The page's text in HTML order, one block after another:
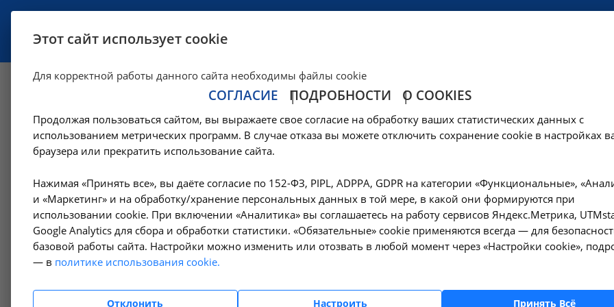
Компьютерная томография верхних
путей и шеи - А06.08.009 в Ангарске
Цены в Ангарске — Компьютерная томография в Ангарске — Компьютерная томография верхних дыхательных путей и шеи -
Оформите заявку на сайте, мы свяжемся с
вопросы.
Амбулаторно-
поликлинические услуги
Гемодиализ
Этот сайт использует cookie
Для корректной работы данного сайта необходимы файлы cookie
СОГЛАСИЕ ПОДРОБНОСТИ О COOKIES
Продолжая пользоваться сайтом, вы выражаете свое согласие на обработку ваших статистических данных с
использованием метрических программ. В случае отказа вы можете отключить сохранение cookie в настройках
браузера или прекратить использование сайта.
Нажимая «Принять все», вы даёте согласие по 152-ФЗ, PIPL, ADPPA, GDPR на категории «Функциональные»,
и «Маркетинг» и на обработку/хранение персональных данных в той мере, в какой они формируются при
использовании cookie. При включении «Аналитика» вы соглашаетесь на работу сервисов Яндекс.Метрика,
Google Analytics для сбора и обработки статистики. «Обязательные» cookie применяются всегда — для
базовой работы сайта. Настройки можно изменить или отозвать в любой момент через «Настройки cookie»,
— в политике использования cookie.
Отклонить Настроить Принять Всё